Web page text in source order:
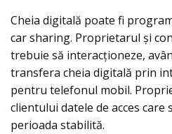
Cheia digitală poate fi
car sharing. Proprietarul și
trebuie să interacționeze,
transfera cheia digitală prin
pentru telefonul mobil.
clientului datele de acces
perioada stabilită.